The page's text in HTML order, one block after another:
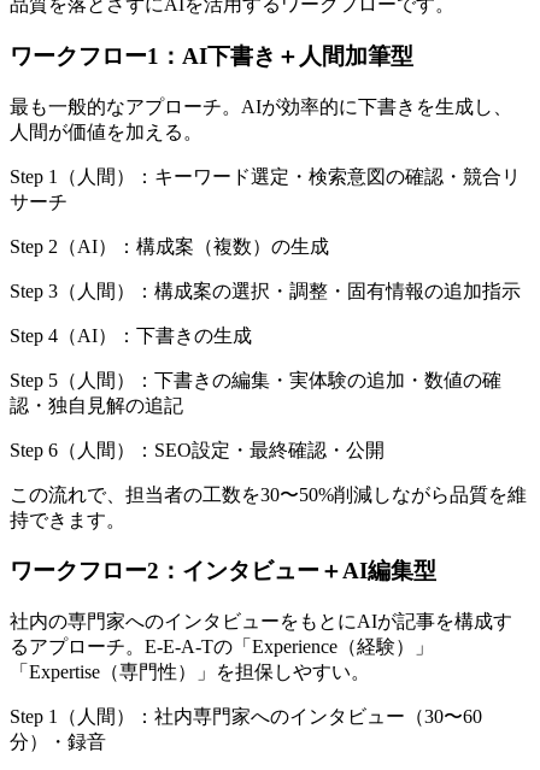
品質を落とさずにAIを活用するワークフローです。
ワークフロー1：AI下書き＋人間加筆型
最も一般的なアプローチ。AIが効率的に下書きを生成し、
人間が価値を加える。
Step 1（人間）：キーワード選定・検索意図の確認・競合リ
サーチ
Step 2（AI）：構成案（複数）の生成
Step 3（人間）：構成案の選択・調整・固有情報の追加指示
Step 4（AI）：下書きの生成
Step 5（人間）：下書きの編集・実体験の追加・数値の確
認・独自見解の追記
Step 6（人間）：SEO設定・最終確認・公開
この流れで、担当者の工数を30〜50%削減しながら品質を維
持できます。
ワークフロー2：インタビュー＋AI編集型
社内の専門家へのインタビューをもとにAIが記事を構成す
るアプローチ。E-E-A-Tの「Experience（経験）」
「Expertise（専門性）」を担保しやすい。
Step 1（人間）：社内専門家へのインタビュー（30〜60
分）・録音